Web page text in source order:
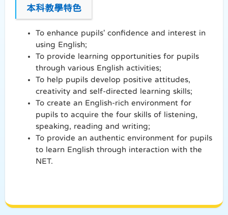
本科教學特色
To enhance pupils' confidence and interest in
using English;
To provide learning opportunities for pupils
through various English activities;
To help pupils develop positive attitudes,
creativity and self-directed learning skills;
To create an English-rich environment for
pupils to acquire the four skills of listening,
speaking, reading and writing;
To provide an authentic environment for pupils
to learn English through interaction with the
NET.